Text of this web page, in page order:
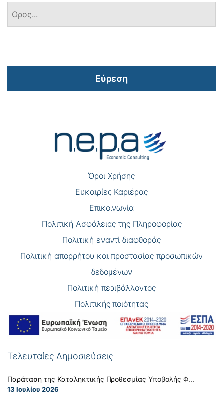
Εύρεση
άρθρων
Όροι Χρήσης
Eυκαιρίες Καριέρας
Επικοινωνία
Πολιτική Ασφάλειας της Πληροφορίας
Πολιτική εναντί διαφθοράς
Πολιτική απορρήτου και προστασίας προσωπικών
δεδομένων
Πολιτική περιβάλλοντος
Πολιτικής ποιότητας
Τελευταίες Δημοσιεύσεις
Παράταση της Καταληκτικής Προθεσμίας Υποβολής Φ...
13 Ιουλίου 2026